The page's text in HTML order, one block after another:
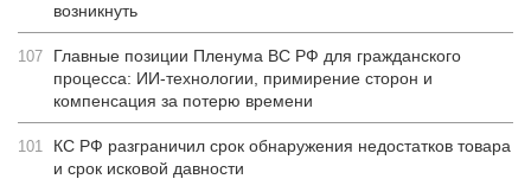
возникнуть
107
Главные позиции Пленума ВС РФ для гражданского
процесса: ИИ-технологии, примирение сторон и
компенсация за потерю времени
101
КС РФ разграничил срок обнаружения недостатков товара
и срок исковой давности